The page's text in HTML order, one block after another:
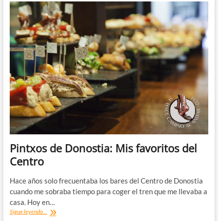
pintxos
de
San
Sebastián
(mi
ruta
imprescindible)
Pintxos de Donostia: Mis favoritos del
Centro
Hace años solo frecuentaba los bares del Centro de Donostia
cuando me sobraba tiempo para coger el tren que me llevaba a
casa. Hoy en…
Sigue leyendo...
Pintxos